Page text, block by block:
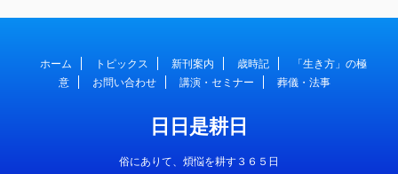
ホーム トピックス 新刊案内 歳時記
「生き方」の極
意
お問い合わせ 講演・セミナー 葬儀・法事
日日是耕日
俗にありて、煩悩を耕す３６５日